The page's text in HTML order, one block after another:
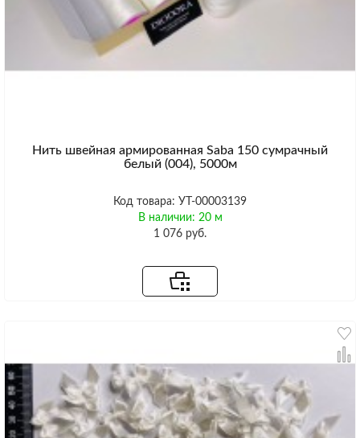
Нить швейная армированная Saba 150 сумрачный
белый (004), 5000м
Код товара: УТ-00003139
В наличии: 20 м
1 076 руб.